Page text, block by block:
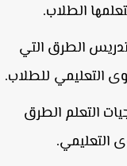
الطلاب.
الطرق التي
التعليمي للطلاب.
التعلم الطرق